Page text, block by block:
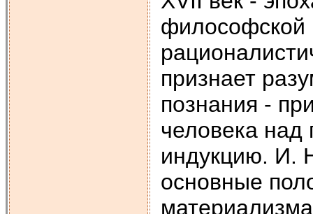
философской
признает
познания -
человека над
индукцию. И.
основные